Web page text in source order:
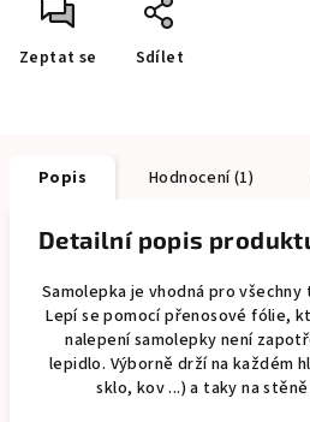
Zeptat se Sdílet
Popis Hodnocení (1)
Detailní popis
Samolepka je vhodná pro
Lepí se pomocí přenosové fólie,
nalepení samolepky není
lepidlo. Výborně drží na každém
sklo, kov ...) a taky na